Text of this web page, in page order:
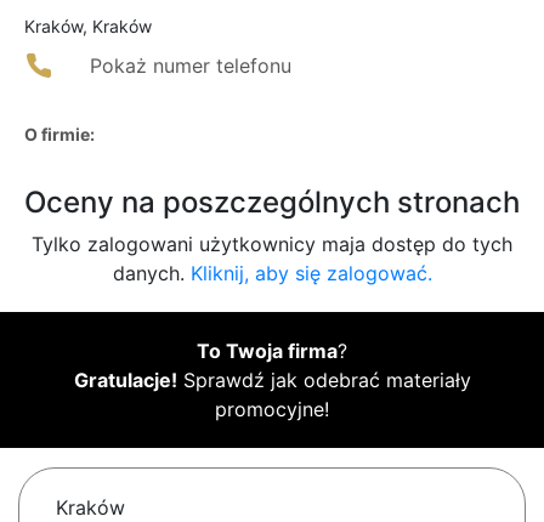
Kraków, Kraków
Pokaż numer telefonu
O firmie:
Oceny na poszczególnych stronach
Tylko zalogowani użytkownicy maja dostęp do tych
danych. Kliknij, aby się zalogować.
To Twoja firma?
Gratulacje! Sprawdź jak odebrać materiały
promocyjne!
Kraków